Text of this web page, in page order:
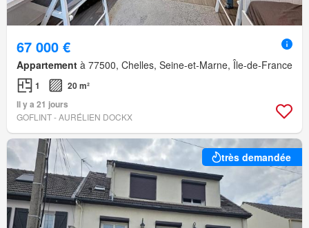
67 000 €
Appartement à 77500, Chelles, Seine-et-Marne, Île-de-France
1
20 m²
Il y a 21 jours
GOFLINT - AURÉLIEN DOCKX
très demandée